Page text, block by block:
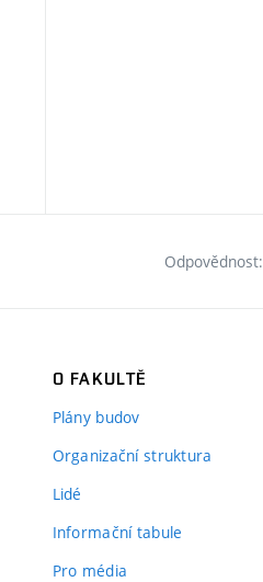
Odpovědnost:
O FAKULTĚ
Plány budov
Organizační struktura
Lidé
Informační tabule
Pro média